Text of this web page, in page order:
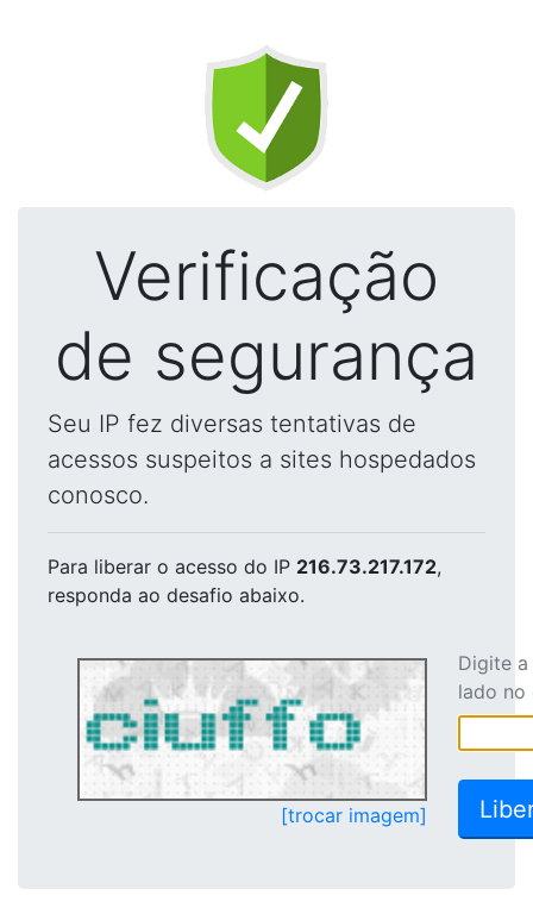
Verificação
de segurança
Seu IP fez diversas tentativas de
acessos suspeitos a sites hospedados
conosco.
Para liberar o acesso do IP 216.73.217.172,
responda ao desafio abaixo.
[trocar imagem]
Digite
lado no